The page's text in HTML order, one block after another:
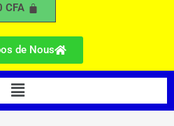
CFA
de Nous
Menu